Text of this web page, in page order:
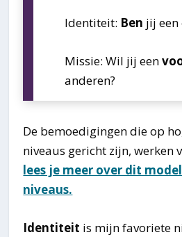
Identiteit: Ben jij een
Missie: Wil jij een
anderen?
De bemoedigingen die op
niveaus gericht zijn, werken
lees je meer over dit
niveaus.
Identiteit is mijn favoriete